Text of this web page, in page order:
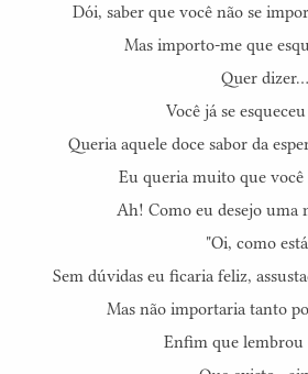
Dói, saber que você não se
Mas importo-me que
Quer dizer...
Você já se
Queria aquele doce sabor da
Eu queria muito que você
Ah! Como eu desejo uma
"Oi, como
Sem dúvidas eu ficaria feliz,
Mas não importaria tanto
Enfim que lembrou